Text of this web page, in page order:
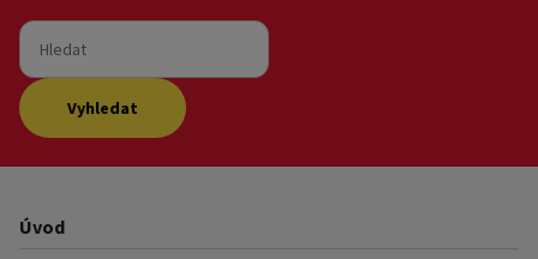
Hledat
Vyhledat
Úvod